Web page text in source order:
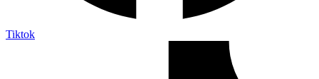
Tiktok